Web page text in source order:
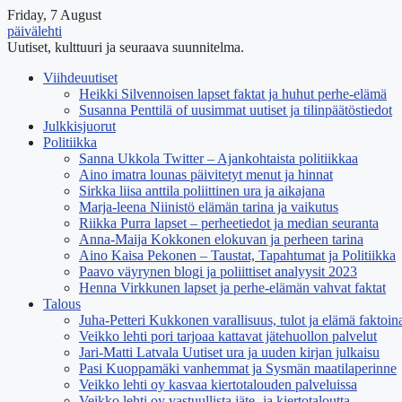
Friday, 7 August
päivälehti
Uutiset, kulttuuri ja seuraava suunnitelma.
Viihdeuutiset
Heikki Silvennoisen lapset faktat ja huhut perhe-elämä
Susanna Penttilä of uusimmat uutiset ja tilinpäätöstiedot
Julkkisjuorut
Politiikka
Sanna Ukkola Twitter – Ajankohtaista politiikkaa
Aino imatra lounas päivitetyt menut ja hinnat
Sirkka liisa anttila poliittinen ura ja aikajana
Marja-leena Niinistö elämän tarina ja vaikutus
Riikka Purra lapset – perheetiedot ja median seuranta
Anna-Maija Kokkonen elokuvan ja perheen tarina
Aino Kaisa Pekonen – Taustat, Tapahtumat ja Politiikka
Paavo väyrynen blogi ja poliittiset analyysit 2023
Henna Virkkunen lapset ja perhe-elämän vahvat faktat
Talous
Juha-Petteri Kukkonen varallisuus, tulot ja elämä
Veikko lehti pori tarjoaa kattavat jätehuollon palvelut
Jari-Matti Latvala Uutiset ura ja uuden kirjan julkaisu
Pasi Kuoppamäki vanhemmat ja Sysmän maatilaperinne
Veikko lehti oy kasvaa kiertotalouden palveluissa